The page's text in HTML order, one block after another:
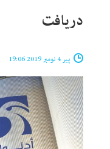
دریافت
پیر 4 نومبر 2019 19:06